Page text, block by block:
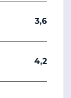
3,6
4,2